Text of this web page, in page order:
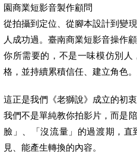
園商業短影音製作顧問
從拍攝到定位、從腳本設計到變
人成功過。臺南商業短影音操作
你所需要的，不是一味模仿別
格，並持續累積信任、建立角色
這正是我們《老獅說》成立的初
我們不是單純教你拍影片，而是
臉」、「沒流量」的過渡期，
見、能產生轉換的內容。